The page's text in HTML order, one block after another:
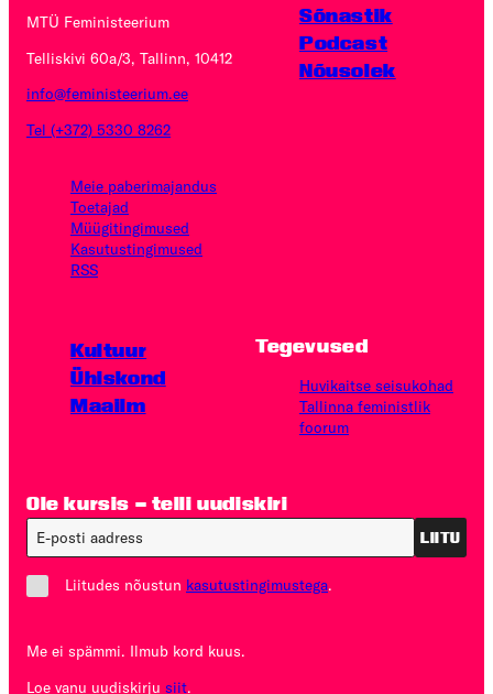
MTÜ Feministeerium
Telliskivi 60a/3, Tallinn, 10412
info@feministeerium.ee
Tel (+372) 5330 8262
Meie paberimajandus
Toetajad
Müügitingimused
Kasutus­tingimused
RSS
Sõnastik
Podcast
Nõusolek
Kultuur
Ühiskond
Maailm
Tegevused
Huvikaitse seisukohad
Tallinna feministlik
foorum
Ole kursis – telli uudiskiri
LIITU
Liitudes nõustun kasutustingimustega.
Me ei spämmi. Ilmub kord kuus.
Loe vanu uudiskirju siit.